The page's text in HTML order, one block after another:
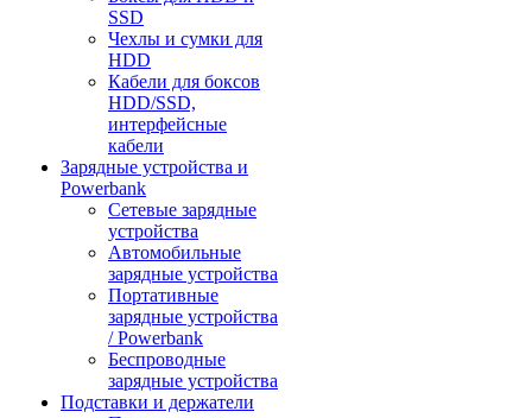
SSD
Чехлы и сумки для
HDD
Кабели для боксов
HDD/SSD,
интерфейсные
кабели
Зарядные устройства и
Powerbank
Сетевые зарядные
устройства
Автомобильные
зарядные устройства
Портативные
зарядные устройства
/ Powerbank
Беспроводные
зарядные устройства
Подставки и держатели